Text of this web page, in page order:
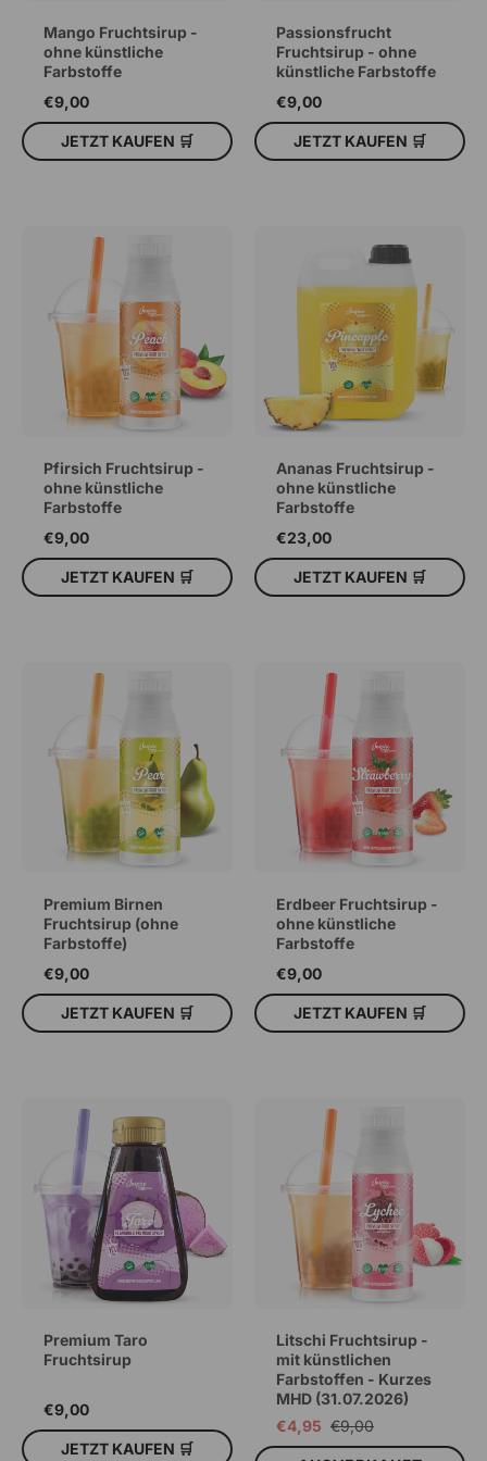
Mango Fruchtsirup -
ohne künstliche
Farbstoffe
€9,00
JETZT KAUFEN 🛒
IN DEN WARENKORB
Passionsfrucht
Fruchtsirup - ohne
künstliche Farbstoffe
€9,00
JETZT KAUFEN 🛒
IN DEN WARENKORB
Pfirsich Fruchtsirup -
ohne künstliche
Farbstoffe
€9,00
JETZT KAUFEN 🛒
IN DEN WARENKORB
Ananas Fruchtsirup -
ohne künstliche
Farbstoffe
€23,00
JETZT KAUFEN 🛒
IN DEN WARENKORB
Premium Birnen
Fruchtsirup (ohne
Farbstoffe)
€9,00
JETZT KAUFEN 🛒
IN DEN WARENKORB
Erdbeer Fruchtsirup -
ohne künstliche
Farbstoffe
€9,00
JETZT KAUFEN 🛒
IN DEN WARENKORB
Premium Taro
Fruchtsirup
€9,00
JETZT KAUFEN 🛒
Litschi Fruchtsirup -
mit künstlichen
Farbstoffen - Kurzes
MHD (31.07.2026)
€4,95 €9,00